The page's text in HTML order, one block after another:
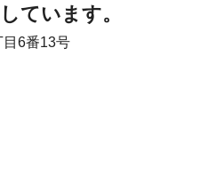
ています。
6番13号